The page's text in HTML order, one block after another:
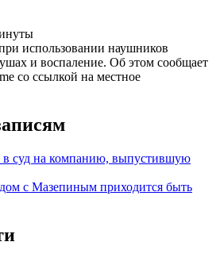
использовании наушников
и воспаление. Об этом сообщает
со ссылкой на местное
в суд на компанию, выпустившую
с Мазепиным приходится быть